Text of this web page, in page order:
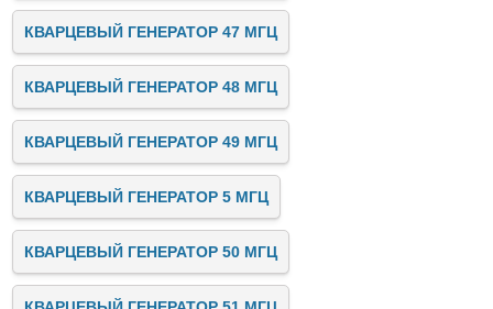
КВАРЦЕВЫЙ ГЕНЕРАТОР 47 МГЦ
КВАРЦЕВЫЙ ГЕНЕРАТОР 48 МГЦ
КВАРЦЕВЫЙ ГЕНЕРАТОР 49 МГЦ
КВАРЦЕВЫЙ ГЕНЕРАТОР 5 МГЦ
КВАРЦЕВЫЙ ГЕНЕРАТОР 50 МГЦ